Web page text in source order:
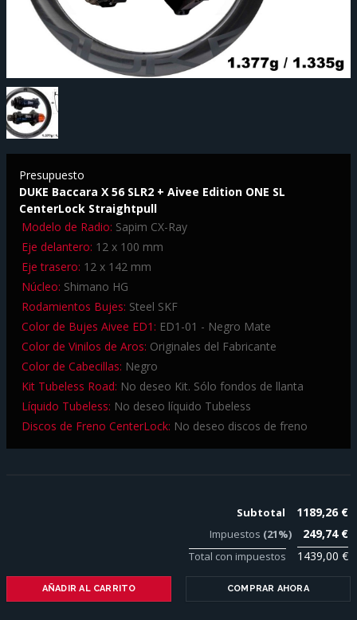
Presupuesto
DUKE Baccara X 56 SLR2 + Aivee Edition ONE SL
CenterLock Straightpull
Modelo de Radio: Sapim CX-Ray
Eje delantero: 12 x 100 mm
Eje trasero: 12 x 142 mm
Núcleo: Shimano HG
Rodamientos Bujes: Steel SKF
Color de Bujes Aivee ED1: ED1-01 - Negro Mate
Color de Vinilos de Aros: Originales del Fabricante
Color de Cabecillas: Negro
Kit Tubeless Road: No deseo Kit. Sólo fondos de llanta
Líquido Tubeless: No deseo líquido Tubeless
Discos de Freno CenterLock: No deseo discos de freno
Subtotal 1189,26 €
Impuestos (21%) 249,74 €
Total con impuestos 1439,00 €
AÑADIR AL CARRITO COMPRAR AHORA